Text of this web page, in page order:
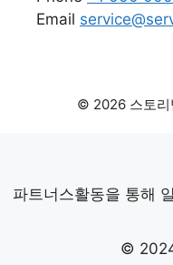
Email
© 2026 스토
파트너스활동을 통해
©